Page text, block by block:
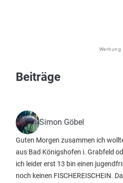
Werbung
Beiträge
Simon Göbel
Guten Morgen zusammen ich
aus Bad Königshofen i. Grabfeld
ich leider erst 13 bin einen
noch keinen FISCHEREISCHEIN.